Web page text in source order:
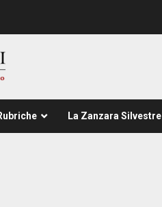
La Zanzara Silvestre